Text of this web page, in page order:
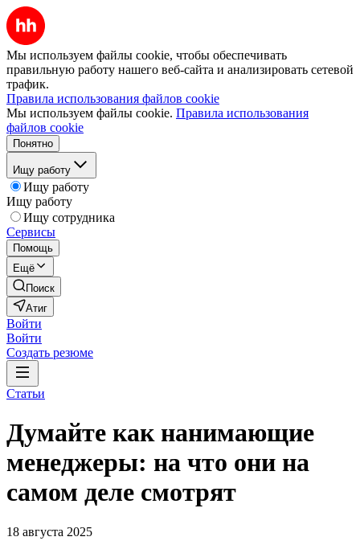
Мы используем файлы cookie, чтобы обеспечивать
правильную работу нашего веб-сайта и анализировать сетевой
трафик.
Правила использования файлов cookie
Мы используем файлы cookie. Правила использования
файлов cookie
Понятно
Ищу работу
Ищу работу
Ищу работу
Ищу сотрудника
Сервисы
Помощь
Ещё
Поиск
Атиг
Войти
Войти
Создать резюме
Статьи
Думайте как нанимающие
менеджеры: на что они на
самом деле смотрят
18 августа 2025